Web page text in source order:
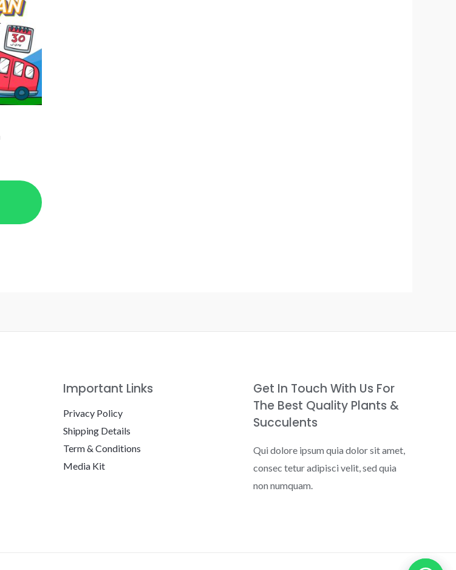
Important Links
Privacy Policy
Shipping Details
Term & Conditions
Media Kit
Get In Touch With Us For
The Best Quality Plants &
Succulents
Qui dolore ipsum quia dolor sit amet,
consec tetur adipisci velit, sed quia
non numquam.